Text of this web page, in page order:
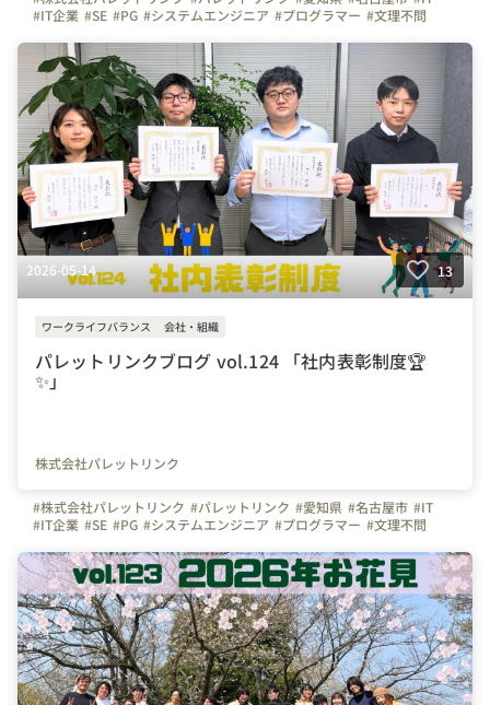
#IT企業 #SE #PG #システムエンジニア #プログラマー #文理不問
#テレワーク
#在宅勤務 #自慢の福利厚生
#写真で伝える会社の雰囲気
#社内イベント #同好会 #つながりを大切に #色とりどりの未来をITで
#パレットリンクブログ #歓迎会 #新卒 #新入社員 #九州料理 #🍺
2026-05-14 13
ワークライフバランス 会社・組織
パレットリンクブログ vol.124 「社内表彰制度🏆
✨」
株式会社パレットリンク
#株式会社パレットリンク #パレットリンク #愛知県 #名古屋市 #IT
#IT企業 #SE #PG #システムエンジニア #プログラマー #文理不問
#テレワーク #在宅勤務 #自慢の福利厚生 #写真で伝える会社の雰囲気
#社内イベント #同好会 #つながりを大切に #色とりどりの未来をITで
#パレットリンクブログ #名古屋駅 #表彰 #勤続